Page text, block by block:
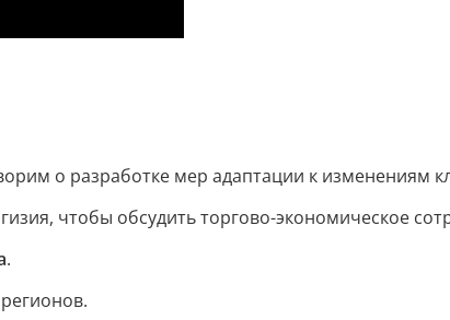
о разработке мер адаптации к изменениям
чтобы обсудить торгово-экономическое
.